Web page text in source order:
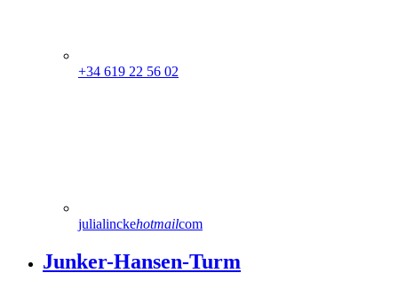
+34 619 22 56 02
julialinckehotmailcom
Junker-Hansen-Turm